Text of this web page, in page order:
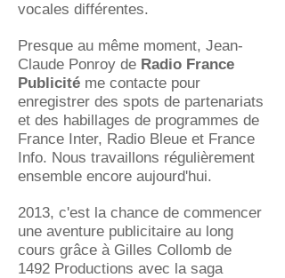
vocales différentes.
Presque au même moment, Jean-
Claude Ponroy de Radio France
Publicité me contacte pour
enregistrer des spots de partenariats
et des habillages de programmes de
France Inter, Radio Bleue et France
Info. Nous travaillons régulièrement
ensemble encore aujourd'hui.
2013, c'est la chance de commencer
une aventure publicitaire au long
cours grâce à Gilles Collomb de
1492 Productions avec la saga